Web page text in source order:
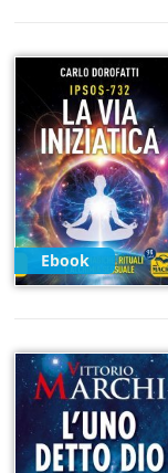
Ebook